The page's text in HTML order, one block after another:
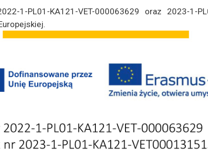
1-PL01-KA121-VET-000063629 oraz 2023-1-